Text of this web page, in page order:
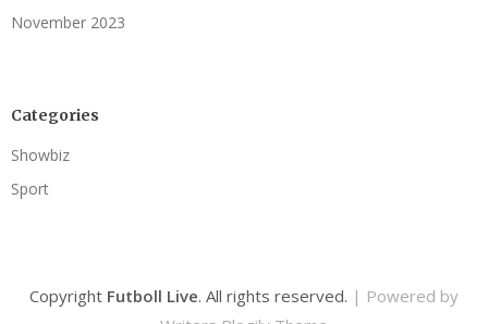
November 2023
Categories
Showbiz
Sport
Copyright Futboll Live. All rights reserved. | Powered by